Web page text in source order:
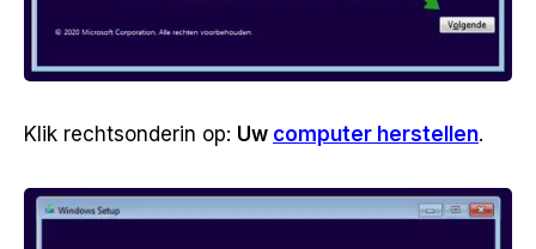
Klik rechtsonderin op: Uw computer herstellen.